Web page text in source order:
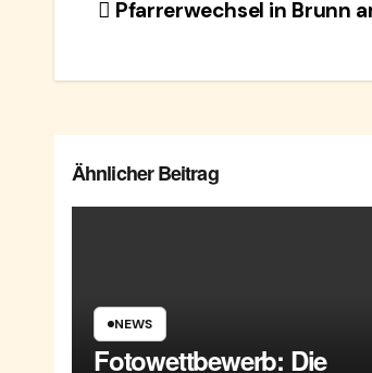
Pfarrerwechsel in Brunn
Ähnlicher Beitrag
NEWS
Fotowettbewerb: Die